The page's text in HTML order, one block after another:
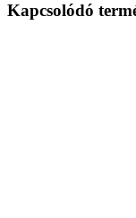
Kapcsolódó